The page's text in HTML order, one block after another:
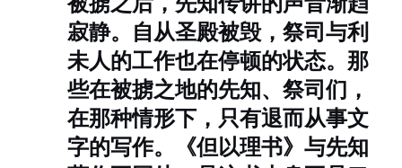
寂静。自从圣殿被毁，祭司与利
未人的工作也在停顿的状态。那
些在被掳之地的先知、祭司们，
在那种情形下，只有退而从事文
字的写作。《但以理书》与先知